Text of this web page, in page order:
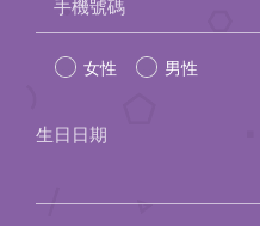
leave
this
手機號碼
女性 男性
生日日期